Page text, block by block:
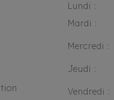
Lundi :
Mardi :
Mercredi :
Jeudi :
Vendredi :